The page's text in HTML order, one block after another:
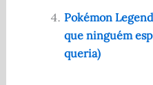
Pokémon
que ninguém
queria)